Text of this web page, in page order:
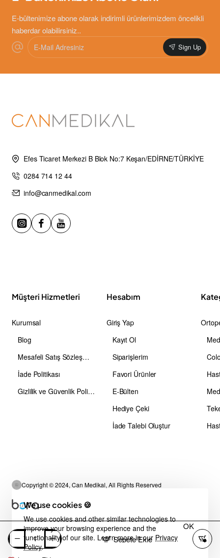
We use cookies 🍪
We use cookies and other similar technologies to
improve your browsing experience and the
functionality of our site. Learn more in our Privacy
Policy.
OK
Sepete Ekle
E-bültenimize abone olarak indirimli ürünlerimizdem öncelikli
haberdar olabilirsiniz..
E-
Mail
Adresiniz
Sign Up
Efes Ticaret Merkezi B Blok No:7 Keşan/EDİRNE/TÜRKİYE
0284 714 12 44
info@canmedikal.com
Müşteri Hizmetleri
Kurumsal
Blog
Mesafeli Satış Sözleşmesi
İade Politikası
Gizlilik ve Güvenlik Politikası
Hesabım
Giriş Yap
Kayıt Ol
Siparişlerim
Favori Ürünler
E-Bülten
Hediye Çeki
İade Talebi Oluştur
Copyright © 2024, Can Medikal, All Rights Reserved